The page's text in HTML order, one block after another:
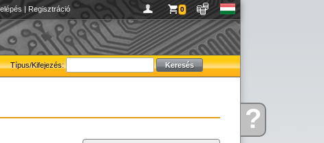
Kérdése?
| Regisztráció 0
Típus/Kifejezés: